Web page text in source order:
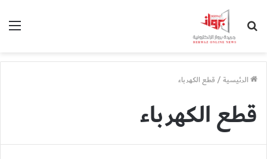
الرئيسية/قطع الكهرباء
قطع الكهرباء